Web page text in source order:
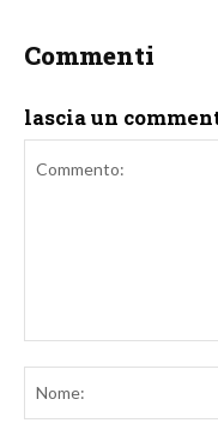
Commenti
lascia un